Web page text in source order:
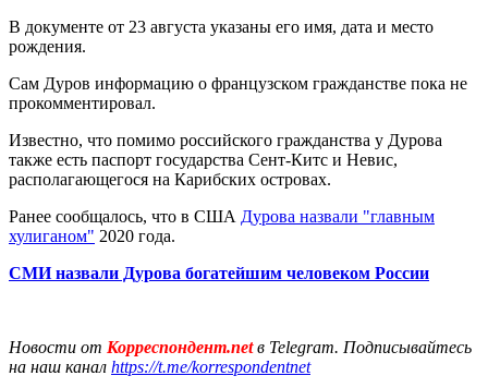
В документе от 23 августа указаны его имя, дата и место
рождения.
Сам Дуров информацию о французском гражданстве пока не
прокомментировал.
Известно, что помимо российского гражданства у Дурова
также есть паспорт государства Сент-Китс и Невис,
располагающегося на Карибских островах.
Ранее сообщалось, что в США Дурова назвали "главным
хулиганом" 2020 года.
СМИ назвали Дурова богатейшим человеком России
Новости от Корреспондент.netв Telegram. Подписывайтесь
на наш канал https://t.me/korrespondentnet